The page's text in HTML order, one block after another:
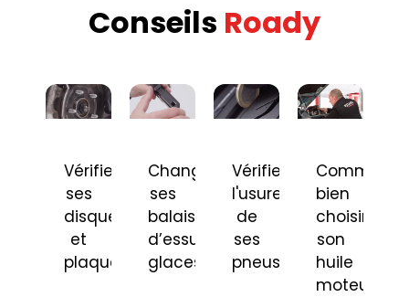
Conseils Roady
Vérifier
ses
disques
et
plaquettes
Changer
ses
balais
d’essuie-
glaces
Vérifier
l'usure
de
ses
pneus
Comment
bien
choisir
son
huile
moteur